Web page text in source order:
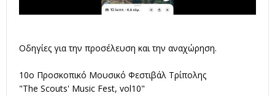
Οδηγίες για την προσέλευση και την αναχώρηση.
10ο Προσκοπικό Μουσικό Φεστιβάλ Τρίπολης
"The Scouts' Music Fest, vol10"